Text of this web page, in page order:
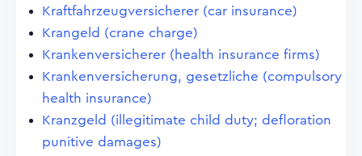
Kraftfahrzeugversicherer (car insurance)
Krangeld (crane charge)
Krankenversicherer (health insurance firms)
Krankenversicherung, gesetzliche (compulsory
health insurance)
Kranzgeld (illegitimate child duty; defloration
punitive damages)